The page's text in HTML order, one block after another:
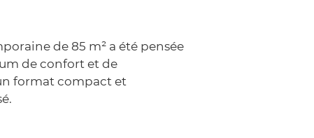
de 85 m² a été pensée
de confort et de
format compact et